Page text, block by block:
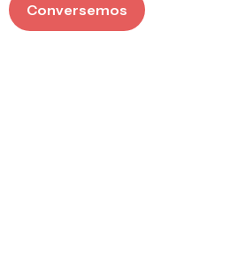
Conversemos